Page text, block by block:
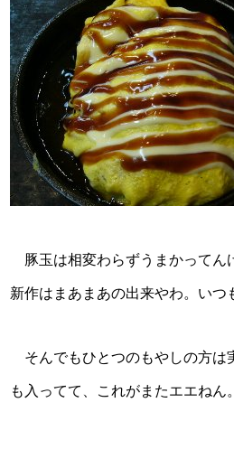
豚玉は相変わらずうまかってん
新作はまあまあの出来やわ。いつ
そんでもひとつのもやしの方は
も入ってて、これがまたエエねん。